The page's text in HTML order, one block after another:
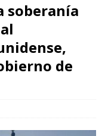
soberanía
de